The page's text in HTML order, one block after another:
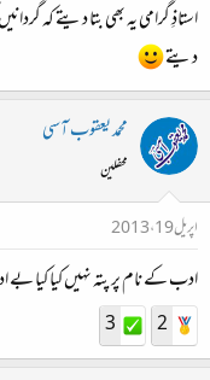
استاذِ گرامی یہ بھی بتا دیتے کہ
دیتے
محمد یعقوب آسی
محفلین
اپریل 19، 2013
ادب کے نام پر پتہ نہیں کیا کیا بے
2
3